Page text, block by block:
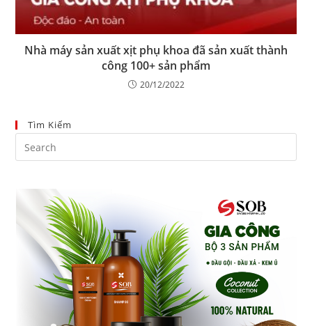
Nhà máy sản xuất xịt phụ khoa đã sản xuất thành
công 100+ sản phẩm
20/12/2022
Tìm Kiếm